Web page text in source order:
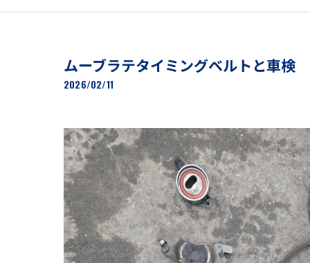
ムーブラテタイミングベルトと車検
2026/02/11